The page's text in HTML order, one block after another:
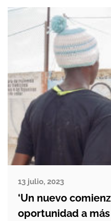
vidas se […]
13 julio, 2023
‘Un nuevo
oportunidad a